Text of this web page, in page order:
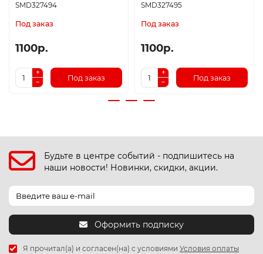
SMD327494
Под заказ
1100р.
Под заказ
SMD327495
Под заказ
1100р.
Под заказ
Будьте в центре событий - подпишитесь на
наши новости! Новинки, скидки, акции.
Оформить подписку
Я прочитал(а) и согласен(на) с условиями Условия оплаты